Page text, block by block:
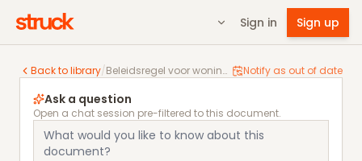
Sign in Sign up
Back to library/ Beleidsregel voor woningsplitsing binnen de bebouwde kom De Wolden Notify as out of date
Beleidsregel voor woningsplitsing binnen de
Ask a question
Open a chat session pre-filtered to this document.